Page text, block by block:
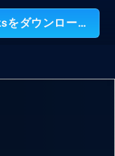
BlueStacksをダウンロード